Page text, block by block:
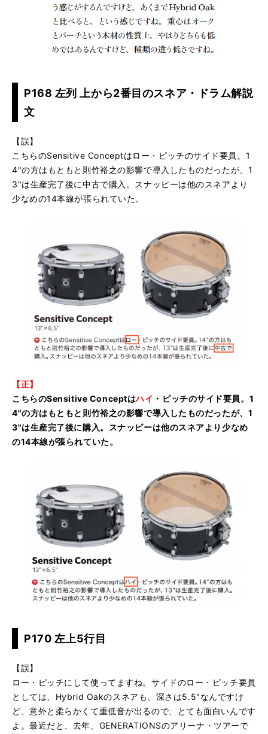
P168 左列 上から2番目のスネア・ドラム解説
文
【誤】
こちらのSensitive Conceptはロー・ピッチのサイド要員。1
4"の方はもともと則竹裕之の影響で導入したものだったが、1
3"は生産完了後に中古で購入。スナッピーは他のスネアより
少なめの14本線が張られていた。
【正】
こちらのSensitive Conceptはハイ ・ピッチのサイド要員。1
4"の方はもともと則竹裕之の影響で導入したものだったが、1
3"は生産完了後に購入。スナッピーは他のスネアより少なめ
の14本線が張られていた。
P170 左上5行目
【誤】
ロー・ピッチにして使ってますね。サイドのロー・ピッチ要員
としては、Hybrid Oakのスネアも、深さは5.5"なんですけ
ど、意外と柔らかくて重低音が出るので、とても面白いんです
よ。最近だと、去年、GENERATIONSのアリーナ・ツアーで